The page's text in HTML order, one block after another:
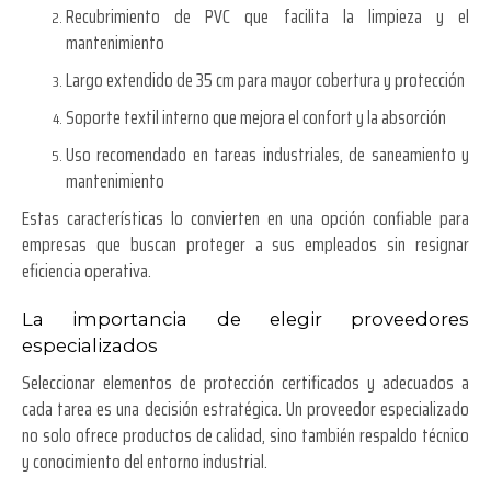
Recubrimiento de PVC que facilita la limpieza y el
mantenimiento
Largo extendido de 35 cm para mayor cobertura y protección
Soporte textil interno que mejora el confort y la absorción
Uso recomendado en tareas industriales, de saneamiento y
mantenimiento
Estas características lo convierten en una opción confiable para
empresas que buscan proteger a sus empleados sin resignar
eficiencia operativa.
La importancia de elegir proveedores
especializados
Seleccionar elementos de protección certificados y adecuados a
cada tarea es una decisión estratégica. Un proveedor especializado
no solo ofrece productos de calidad, sino también respaldo técnico
y conocimiento del entorno industrial.